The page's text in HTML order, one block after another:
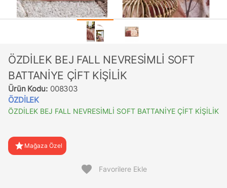
ÖZDİLEK BEJ FALL NEVRESİMLİ SOFT
BATTANİYE ÇİFT KİŞİLİK
Ürün Kodu: 008303
ÖZDİLEK
ÖZDİLEK BEJ FALL NEVRESİMLİ SOFT BATTANİYE ÇİFT KİŞİLİK
star Mağaza Özel
favorite Favorilere Ekle